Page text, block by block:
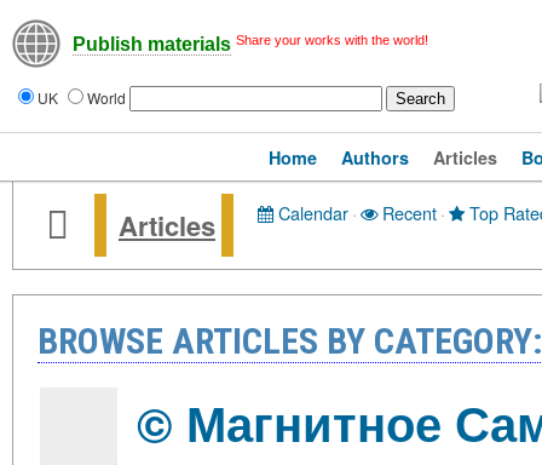
Publish materials Share your works with the world!
UK World
Home Authors Articles
Articles Calendar· Recent· Top
BROWSE ARTICLES BY
© Магнитное